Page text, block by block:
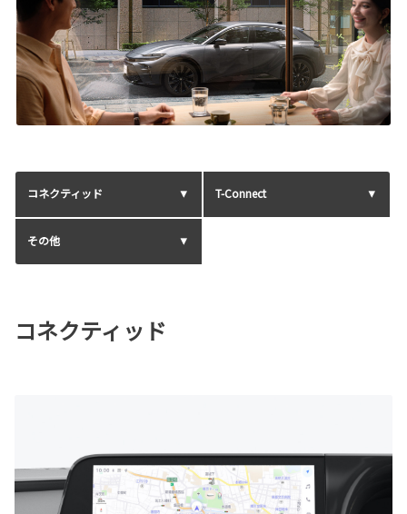
コネクティッド T-Connect
その他
コネクティッド